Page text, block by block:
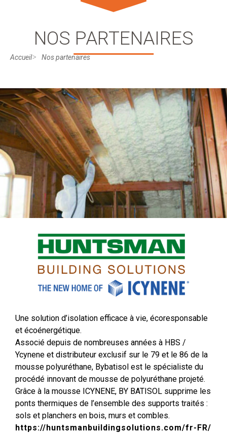
NOS PARTENAIRES
Accueil Nos partenaires
Une solution d’isolation efficace à vie, écoresponsable
et écoénergétique.
Associé depuis de nombreuses années à HBS /
Ycynene et distributeur exclusif sur le 79 et le 86 de la
mousse polyuréthane, Bybatisol est le spécialiste du
procédé innovant de mousse de polyuréthane projeté.
Grâce à la mousse ICYNENE, BY BATISOL supprime les
ponts thermiques de l’ensemble des supports traités :
sols et planchers en bois, murs et combles.
https://huntsmanbuildingsolutions.com/fr-FR/